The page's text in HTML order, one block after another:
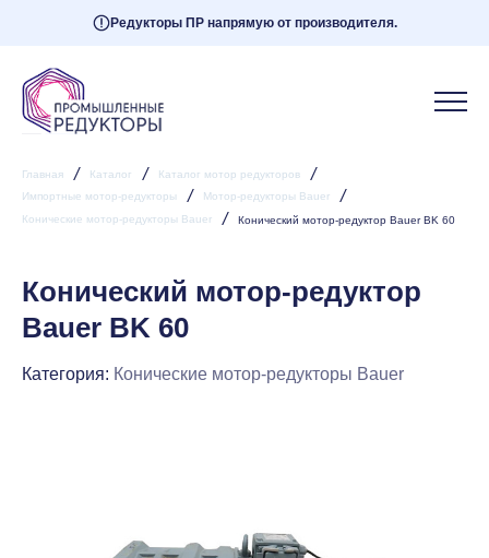
Редукторы ПР напрямую от производителя.
Главная / Каталог / Каталог мотор редукторов /
Импортные мотор-редукторы / Мотор-редукторы Bauer /
Конические мотор-редукторы Bauer / Конический мотор-редуктор Bauer BK 60
Конический мотор-редуктор
Bauer BK 60
Категория: Конические мотор-редукторы Bauer